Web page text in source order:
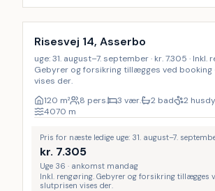
Inkl. rengøring
Risesvej 14, Asserbo
uge: 31. august–7. september · kr. 7.305 · Inkl.
Gebyrer og forsikring tillægges ved
vises der.
120 m² 8 pers. 3 vær. 2 bad
2
4070 m
Pris for næste ledige uge: 31. august–7.
kr. 7.305
Uge 36 · ankomst mandag
Inkl. rengøring. Gebyrer og forsikring tillægges
slutprisen vises der.